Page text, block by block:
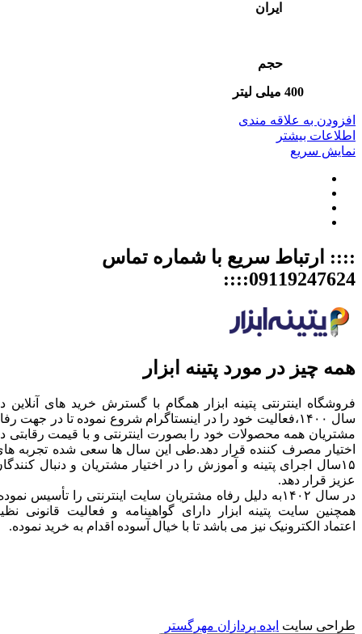
ایران
حجم
400 میلی لیتر
افزودن به علاقه مندی
اطلاعات بیشتر
نمایش سریع
:::: ارتباط سریع با شماره تماس
09119247624::::
همه چیز در مورد پتینه ابزار
فروشگاه اینترنتی پتینه ابزار همگام با گسترش خرید های آنلاین
سال ۱۴۰۰،فعالیت خود را در اینستاگرام شروع نموده تا در جهت
مشتریان همه محصولات خود را بصورت اینترنتی و با قیمت رقابتی
اختیار مصرف کننده قرار دهد.طی این سال ها سعی شده تجربه
۱۵سال اجرای پتینه و آموزش را در اختیار مشتریان و دنبال
عزیز قرار دهد.
در سال ۱۴۰۲به دلیل رفاه مشتریان سایت اینترنتی را تأسیس
همچنین سایت پتینه ابزار دارای گواهینامه و فعالیت قانونی
اعتماد الکترونیک نیز می باشد تا با خیال آسوده اقدام به خرید نموده.
طراحی سایت ایده پردازان مهرگستر